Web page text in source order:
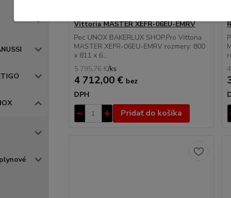
Vittoria MASTER XEFR-06EU-EMRV
Pec UNOX BAKERLUX SHOP.Pro Vittoria
MASTER XEFR-06EU-EMRV rozmery: 800
x 811 x 6...
5 795,76 €/ks
4 712,00 € bez
DPH
Pridať do košíka